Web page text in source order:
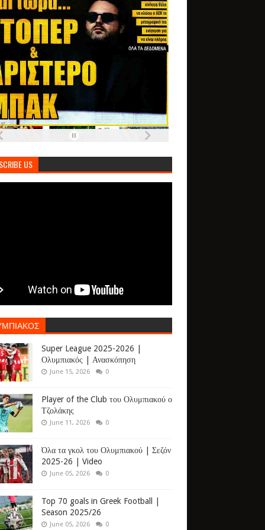
US
Super League 2025-2026 |
Ολυμπιακός | Ανασκόπηση
June 15, 2026 0
Player of the Club του Ολυμπιακού ο
Τζολάκης
June 11, 2026 0
Όλα τα γκολ του Ολυμπιακού | Σεζόν
2025-26 | Video
June 05, 2026 0
Top 70 goals in Greek Football |
Season 2025/26
June 05, 2026 0